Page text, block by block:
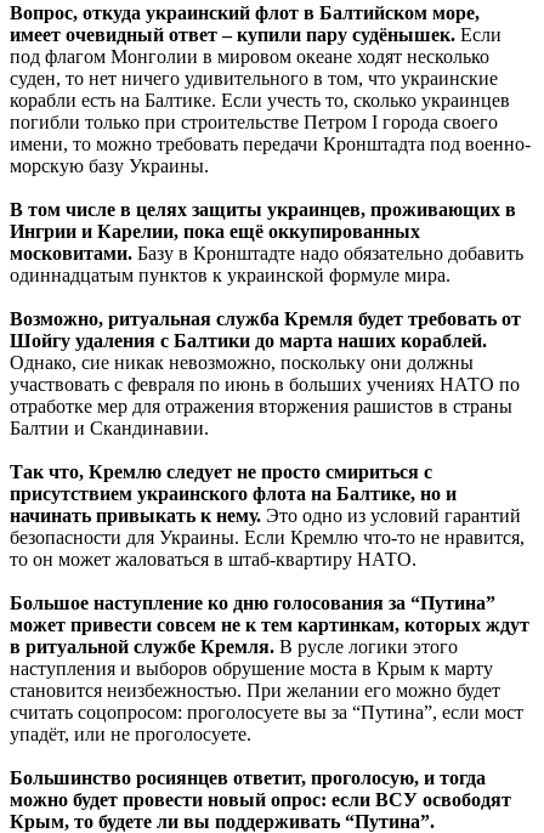
Вопрос, откуда украинский флот в Балтийском море,
имеет очевидный ответ – купили пару судёнышек. Если
под флагом Монголии в мировом океане ходят несколько
суден, то нет ничего удивительного в том, что украинские
корабли есть на Балтике. Если учесть то, сколько украинцев
погибли только при строительстве Петром I города своего
имени, то можно требовать передачи Кронштадта под военно-
морскую базу Украины.
В том числе в целях защиты украинцев, проживающих в
Ингрии и Карелии, пока ещё оккупированных
московитами. Базу в Кронштадте надо обязательно добавить
одиннадцатым пунктов к украинской формуле мира.
Возможно, ритуальная служба Кремля будет требовать от
Шойгу удаления с Балтики до марта наших кораблей.
Однако, сие никак невозможно, поскольку они должны
участвовать с февраля по июнь в больших учениях НАТО по
отработке мер для отражения вторжения рашистов в страны
Балтии и Скандинавии.
Так что, Кремлю следует не просто смириться с
присутствием украинского флота на Балтике, но и
начинать привыкать к нему. Это одно из условий гарантий
безопасности для Украины. Если Кремлю что-то не нравится,
то он может жаловаться в штаб-квартиру НАТО.
Большое наступление ко дню голосования за “Путина”
может привести совсем не к тем картинкам, которых ждут
в ритуальной службе Кремля. В русле логики этого
наступления и выборов обрушение моста в Крым к марту
становится неизбежностью. При желании его можно будет
считать соцопросом: проголосуете вы за “Путина”, если мост
упадёт, или не проголосуете.
Большинство росиянцев ответит, проголосую, и тогда
можно будет провести новый опрос: если ВСУ освободят
Крым, то будете ли вы поддерживать “Путина”.